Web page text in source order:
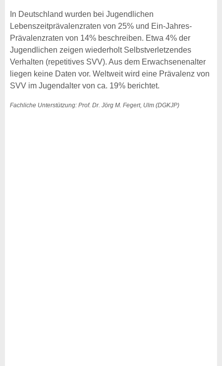
In Deutschland wurden bei Jugendlichen
Lebenszeitprävalenzraten von 25% und Ein-Jahres-
Prävalenzraten von 14% beschreiben. Etwa 4% der
Jugendlichen zeigen wiederholt Selbstverletzendes
Verhalten (repetitives SVV). Aus dem Erwachsenenalter
liegen keine Daten vor. Weltweit wird eine Prävalenz von
SVV im Jugendalter von ca. 19% berichtet.
Fachliche Unterstützung: Prof. Dr. Jörg M. Fegert, Ulm (DGKJP)